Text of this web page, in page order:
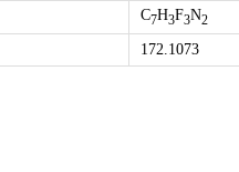
C7H3F3N2
172.1073